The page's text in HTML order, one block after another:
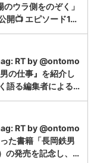
ウラ側をのぞく」
開📺 エピソード1…
RT by @ontomo
の仕事』を紹介し
語る編集者による…
RT by @ontomo
た書籍「長岡鉄男
の発売を記念し、…